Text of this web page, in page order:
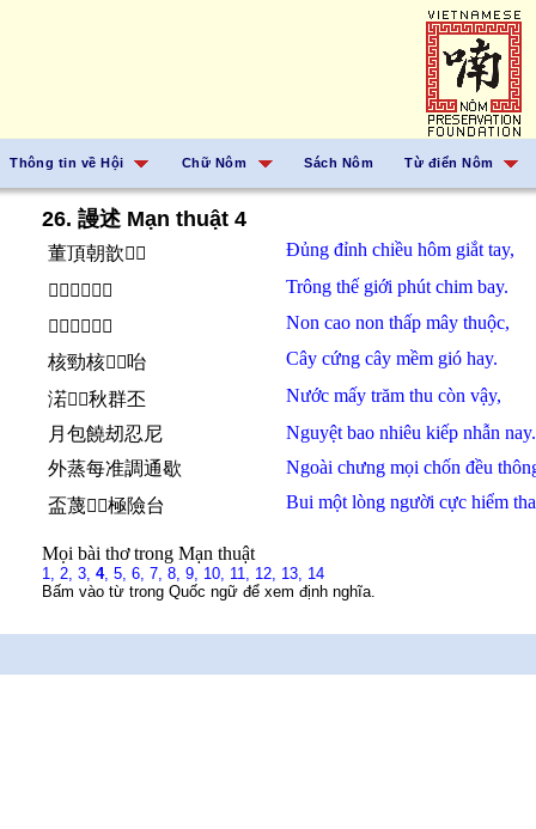
Thông tin về Hội Chữ Nôm Sách Nôm Từ điển Nôm
26. 謾述 Mạn thuật 4
董頂朝歆𢴑𪮏 Đủng đỉnh chiều hôm giắt tay,
𬖉世界丿𪀄𱝨
Trông thế giới phút chim bay.
𡽫高𡽫𥰊𩄲熟
Non cao non thấp mây thuộc,
核勁核𱙩𱢻咍
Cây cứng cây mềm gió hay.
渃𠇍𤾓秋群丕
Nước mấy trăm thu còn vậy,
月包饒刼忍尼
Nguyệt bao nhiêu kiếp nhẫn nay.
外蒸每准調通歇
Ngoài chưng mọi chốn đều
盃蔑𢚸𠊚極險台
Bui một lòng người cực hiểm
Mọi bài thơ trong Mạn thuật
1, 2, 3, 4, 5, 6, 7, 8, 9, 10, 11, 12, 13, 14
Bấm vào từ trong Quốc ngữ để xem định nghĩa.